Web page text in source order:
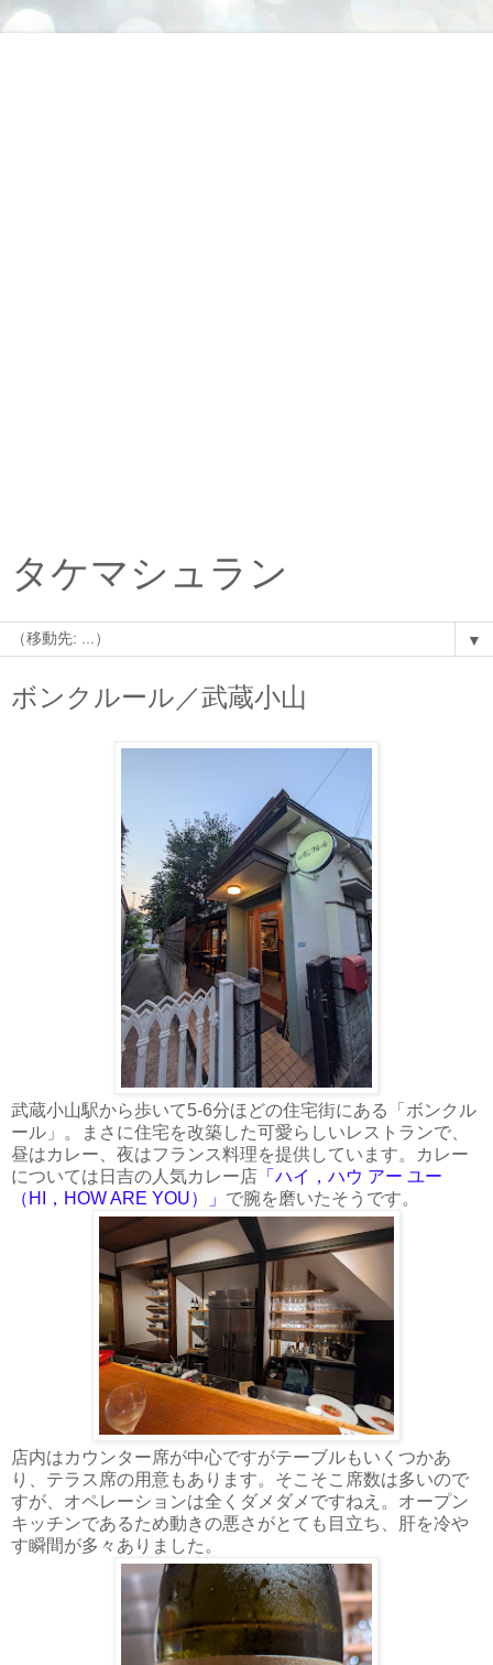
タケマシュラン
▼
ボンクルール／武蔵小山
武蔵小山駅から歩いて5-6分ほどの住宅街にある「ボンクル
ール」。まさに住宅を改築した可愛らしいレストランで、
昼はカレー、夜はフランス料理を提供しています。カレー
については日吉の人気カレー店 「ハイ，ハウ アー ユー
（HI，HOW ARE YOU）」 で腕を磨いたそうです。
店内はカウンター席が中心ですがテーブルもいくつかあ
り、テラス席の用意もあります。そこそこ席数は多いので
すが、オペレーションは全くダメダメですねえ。オープン
キッチンであるため動きの悪さがとても目立ち、肝を冷や
す瞬間が多々ありました。